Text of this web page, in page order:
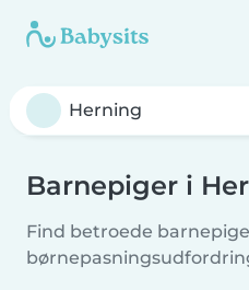
Barnepiger i
Find betroede